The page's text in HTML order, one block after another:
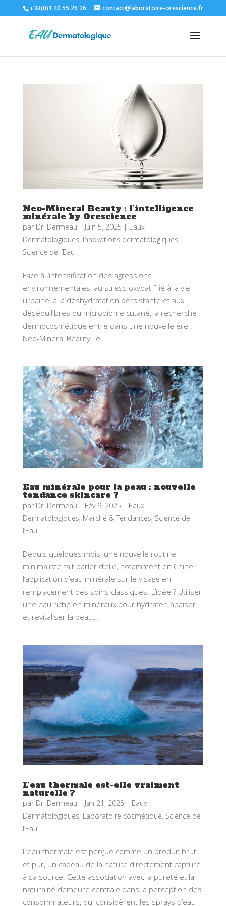
+33(0)1 40 55 26 26 contact@laboratoire-orescience.fr
Neo-Mineral Beauty : l’intelligence
minérale by Orescience
par Dr. Dermeau | Juin 5, 2025 | Eaux
Dermatologiques, Innovations dermatologiques,
Science de l’Eau
Face à l’intensification des agressions
environnementales, au stress oxydatif lié à la vie
urbaine, à la déshydratation persistante et aux
déséquilibres du microbiome cutané, la recherche
dermocosmétique entre dans une nouvelle ère :
Neo-Mineral Beauty Le...
Eau minérale pour la peau : nouvelle
tendance skincare ?
par Dr. Dermeau | Fév 9, 2025 | Eaux
Dermatologiques, Marché & Tendances, Science de
l’Eau
Depuis quelques mois, une nouvelle routine
minimaliste fait parler d’elle, notamment en Chine :
l’application d’eau minérale sur le visage en
remplacement des soins classiques. L’idée ? Utiliser
une eau riche en minéraux pour hydrater, apaiser
et revitaliser la peau,...
L’eau thermale est-elle vraiment
naturelle ?
par Dr. Dermeau | Jan 21, 2025 | Eaux
Dermatologiques, Laboratoire cosmétique, Science de
l’Eau
L’eau thermale est perçue comme un produit brut
et pur, un cadeau de la nature directement capturé
à sa source. Cette association avec la pureté et la
naturalité demeure centrale dans la perception des
consommateurs, qui considèrent les sprays d’eau